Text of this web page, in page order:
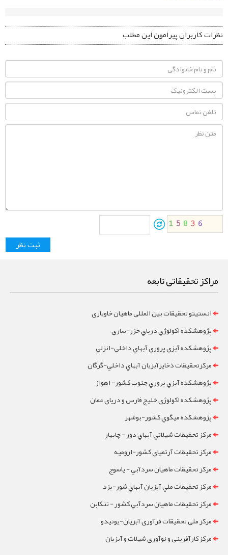
نظرات کاربران پیرامون این مطلب
مراکز تحقیقاتی تابعه
انستیتو تحقیقات بین المللی ماهیان خاویاری
پژوهشکده اکولوژي درياي خزر-ساری
پژوهشکده آبزي پروري آبهاي داخلي-انزلي
مرکزتحقيقات ذخايرآبزيان آبهاي داخلي-گرگان
پژوهشکده آبزي پروري جنوب کشور- اهواز
پژوهشکده اکولوژي خليج فارس و درياي عمان
پژوهشکده ميگوي کشور-بوشهر
مرکز تحقيقات شيلاتي آبهاي دور - چابهار
مرکز تحقيقات آرتمياي کشور-ارومیه
مرکز تحقيقات ماهيان سردآبي - ياسوج
مرکز تحقيقات ملي آبزيان آبهاي شور-یزد
مرکز تحقيقات ماهيان سردآبي کشور - تنکابن
مرکز ملی تحقیقات فرآوری آبزیان-یونیدو
مرکز کارآفرینی و نوآوری شیلات و آبزیان